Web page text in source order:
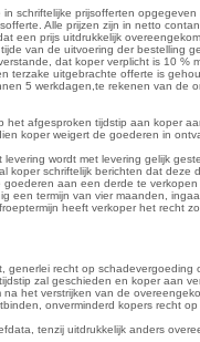
schriftelijke prijsofferten
Alle prijzen zijn in netto
een prijs uitdrukkelijk
van de uitvoering der bestelling
dat koper verplicht is 10 %
terzake uitgebrachte offerte is
5 werkdagen,te rekenen van de
afgesproken tijdstip aan koper
koper weigert de goederen in
wordt met levering gelijk
schriftelijk berichten dat deze
aan een derde te
een termijn van vier maanden,
heeft verkoper het recht
recht op
zal geschieden en koper aan
het verstrijken van de
onverminderd kopers recht
tenzij uitdrukkelijk anders